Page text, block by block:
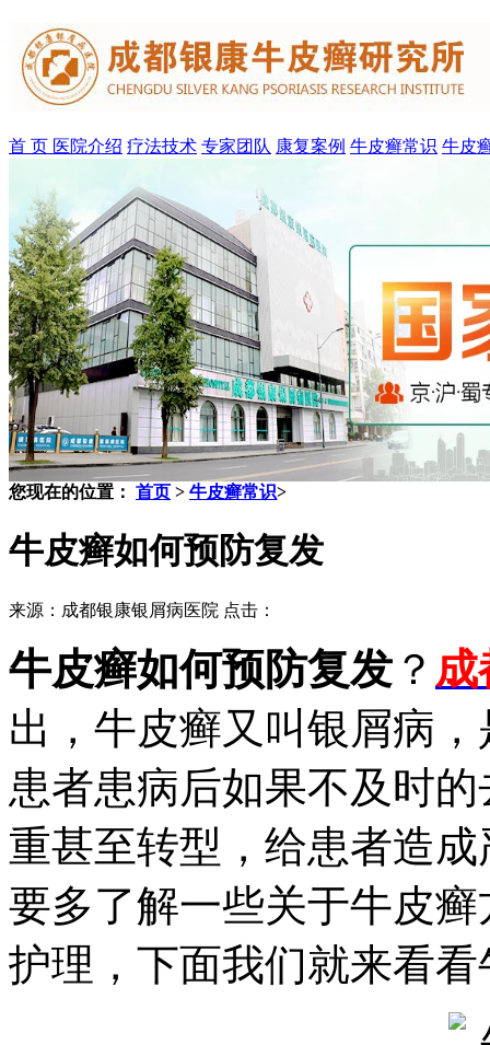
首 页 医院介绍 疗法技术 专家团队 康复案例 牛皮癣常识 牛皮
您现在的位置： 首页 > 牛皮癣常识>
牛皮癣如何预防复发
来源：成都银康银屑病医院 点击：
牛皮癣如何预防复发 ？ 成
出，牛皮癣又叫银屑病
患者患病后如果不及时
重甚至转型，给患者造
要多了解一些关于牛皮
护理，下面我们就来看